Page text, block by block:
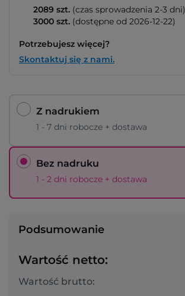
2089 szt. (czas sprowadzenia 2-3 dni)
3000 szt. (dostępne od 2026-12-22)
Potrzebujesz więcej?
Skontaktuj się z nami.
Z nadrukiem
1 - 7 dni robocze + dostawa
Bez nadruku
1 - 2 dni robocze + dostawa
Podsumowanie
Wartość netto:
Wartość brutto: